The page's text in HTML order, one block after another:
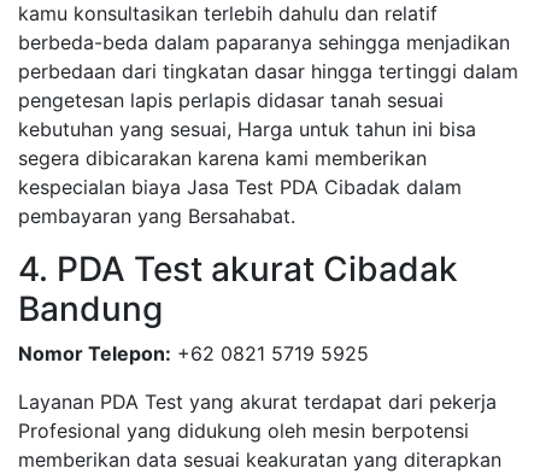
kamu konsultasikan terlebih dahulu dan relatif
berbeda-beda dalam paparanya sehingga menjadikan
perbedaan dari tingkatan dasar hingga tertinggi dalam
pengetesan lapis perlapis didasar tanah sesuai
kebutuhan yang sesuai, Harga untuk tahun ini bisa
segera dibicarakan karena kami memberikan
kespecialan biaya Jasa Test PDA Cibadak dalam
pembayaran yang Bersahabat.
4. PDA Test akurat Cibadak
Bandung
Nomor Telepon: +62 0821 5719 5925
Layanan PDA Test yang akurat terdapat dari pekerja
Profesional yang didukung oleh mesin berpotensi
memberikan data sesuai keakuratan yang diterapkan